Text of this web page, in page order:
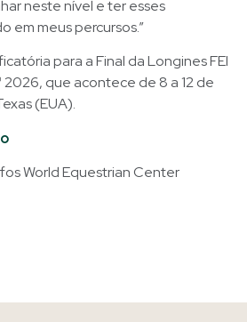
neste nível e ter esses
em meus percursos.”
para a Final da Longines FEI
que acontece de 8 a 12 de
(EUA).
World Equestrian Center